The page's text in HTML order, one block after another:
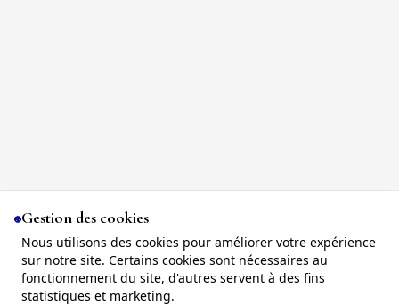
Gestion des cookies
Nous utilisons des cookies pour améliorer votre expérience
sur notre site. Certains cookies sont nécessaires au
fonctionnement du site, d'autres servent à des fins
statistiques et marketing.